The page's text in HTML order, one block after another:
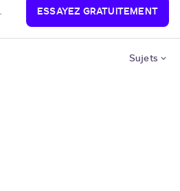
ESSAYEZ GRATUITEMENT
Sujets